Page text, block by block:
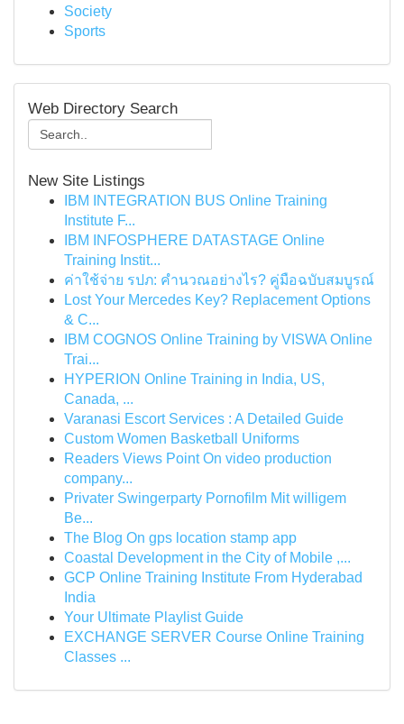
Society
Sports
Web Directory Search
New Site Listings
IBM INTEGRATION BUS Online Training
Institute F...
IBM INFOSPHERE DATASTAGE Online
Training Instit...
ค่าใช้จ่าย รปภ: คำนวณอย่างไร? คู่มือฉบับสมบูรณ์
Lost Your Mercedes Key? Replacement Options
& C...
IBM COGNOS Online Training by VISWA Online
Trai...
HYPERION Online Training in India, US,
Canada, ...
Varanasi Escort Services : A Detailed Guide
Custom Women Basketball Uniforms
Readers Views Point On video production
company...
Privater Swingerparty Pornofilm Mit willigem
Be...
The Blog On gps location stamp app
Coastal Development in the City of Mobile ,...
GCP Online Training Institute From Hyderabad
India
Your Ultimate Playlist Guide
EXCHANGE SERVER Course Online Training
Classes ...